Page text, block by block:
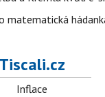
matematická
Tiscali.cz
Inflace